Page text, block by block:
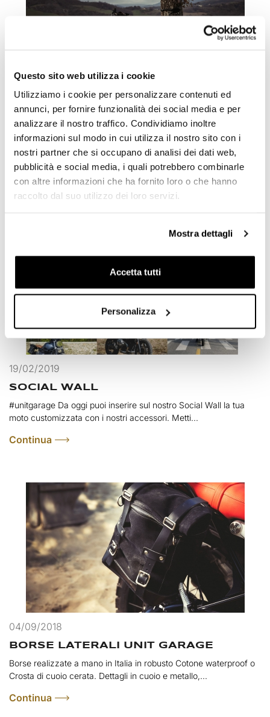
Questo sito web utilizza i cookie
Utilizziamo i cookie per personalizzare contenuti ed
annunci, per fornire funzionalità dei social media e per
analizzare il nostro traffico. Condividiamo inoltre
informazioni sul modo in cui utilizza il nostro sito con i
nostri partner che si occupano di analisi dei dati web,
pubblicità e social media, i quali potrebbero combinarle
con altre informazioni che ha fornito loro o che hanno
raccolto dal suo utilizzo dei loro servizi.
Mostra dettagli
Accetta tutti
Personalizza
05/03/2020
UNIT GARAGE URBAN BIKEPACKING
Tutto quello che va su due ruote ci fa sognare! Volevamo
riproporre il classico stile Unit Garage anche sulle...
Continua
19/02/2019
SOCIAL WALL
​#unitgarage Da oggi puoi inserire sul nostro Social Wall la tua
moto customizzata con i nostri accessori. Metti...
Continua
04/09/2018
BORSE LATERALI UNIT GARAGE
Borse realizzate a mano in Italia in robusto Cotone waterproof o
Crosta di cuoio cerata. Dettagli in cuoio e metallo,...
Continua